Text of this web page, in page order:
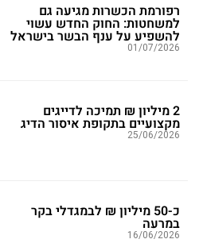
רפורמת הכשרות מגיעה גם
למשחטות: החוק החדש עשוי
להשפיע על ענף הבשר בישראל
01/07/2026
2 מיליון ₪ תמיכה לדייגים
מקצועיים בתקופת איסור הדיג
25/06/2026
כ-50 מיליון ₪ לבמגדלי בקר
במרעה
16/06/2026